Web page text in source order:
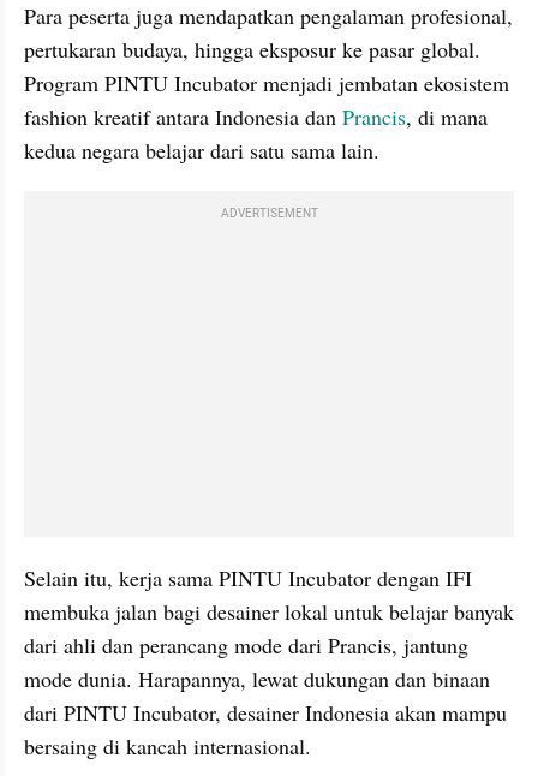
Para peserta juga mendapatkan pengalaman profesional,
pertukaran budaya, hingga eksposur ke pasar global.
Program PINTU Incubator menjadi jembatan ekosistem
fashion kreatif antara Indonesia dan Prancis, di mana
kedua negara belajar dari satu sama lain.
ADVERTISEMENT
Selain itu, kerja sama PINTU Incubator dengan IFI
membuka jalan bagi desainer lokal untuk belajar banyak
dari ahli dan perancang mode dari Prancis, jantung
mode dunia. Harapannya, lewat dukungan dan binaan
dari PINTU Incubator, desainer Indonesia akan mampu
bersaing di kancah internasional.